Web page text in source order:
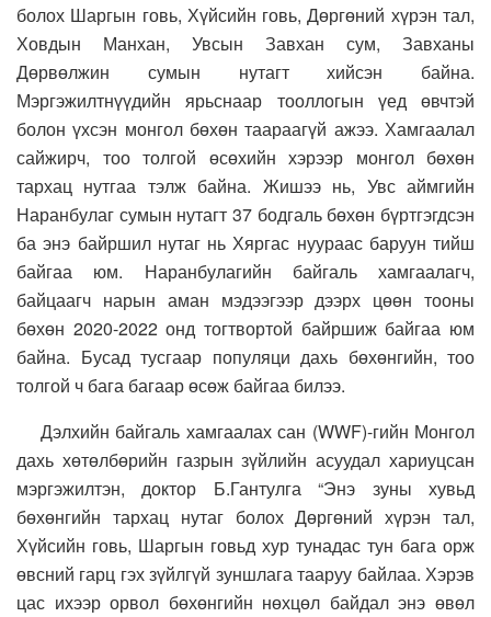
болох Шаргын говь, Хүйсийн говь, Дөргөний хүрэн тал,
Ховдын Манхан, Увсын Завхан сум, Завханы
Дөрвөлжин сумын нутагт хийсэн байна.
Мэргэжилтнүүдийн ярьснаар тооллогын үед өвчтэй
болон үхсэн монгол бөхөн таараагүй ажээ. Хамгаалал
сайжирч, тоо толгой өсөхийн хэрээр монгол бөхөн
тархац нутгаа тэлж байна. Жишээ нь, Увс аймгийн
Наранбулаг сумын нутагт 37 бодгаль бөхөн бүртгэгдсэн
ба энэ байршил нутаг нь Хяргас нуураас баруун тийш
байгаа юм. Наранбулагийн байгаль хамгаалагч,
байцаагч нарын аман мэдээгээр дээрх цөөн тооны
бөхөн 2020-2022 онд тогтвортой байршиж байгаа юм
байна. Бусад тусгаар популяци дахь бөхөнгийн, тоо
толгой ч бага багаар өсөж байгаа билээ.
Дэлхийн байгаль хамгаалах сан (WWF)-гийн Монгол
дахь хөтөлбөрийн газрын зүйлийн асуудал хариуцсан
мэргэжилтэн, доктор Б.Гантулга “Энэ зуны хувьд
бөхөнгийн тархац нутаг болох Дөргөний хүрэн тал,
Хүйсийн говь, Шаргын говьд хур тунадас тун бага орж
өвсний гарц гэх зүйлгүй зуншлага тааруу байлаа. Хэрэв
цас ихээр орвол бөхөнгийн нөхцөл байдал энэ өвөл